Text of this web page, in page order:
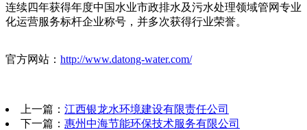
连续四年获得年度中国水业市政排水及污水处理领域管网专业
化运营服务标杆企业称号，并多次获得行业荣誉。
官方网站： http://www.datong-water.com/
上一篇： 江西银龙水环境建设有限责任公司
下一篇： 惠州中海节能环保技术服务有限公司